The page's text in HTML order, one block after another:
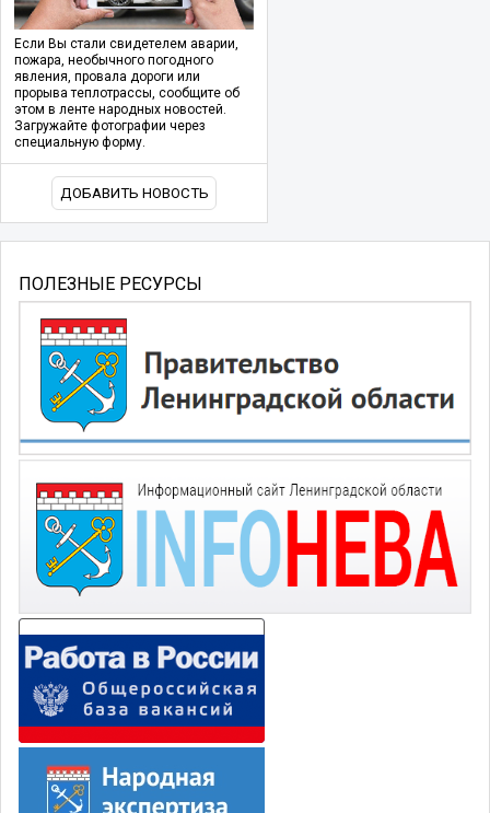
Если Вы стали свидетелем аварии,
пожара, необычного погодного
явления, провала дороги или
прорыва теплотрассы, сообщите об
этом в ленте народных новостей.
Загружайте фотографии через
специальную форму.
ДОБАВИТЬ НОВОСТЬ
ПОЛЕЗНЫЕ РЕСУРСЫ